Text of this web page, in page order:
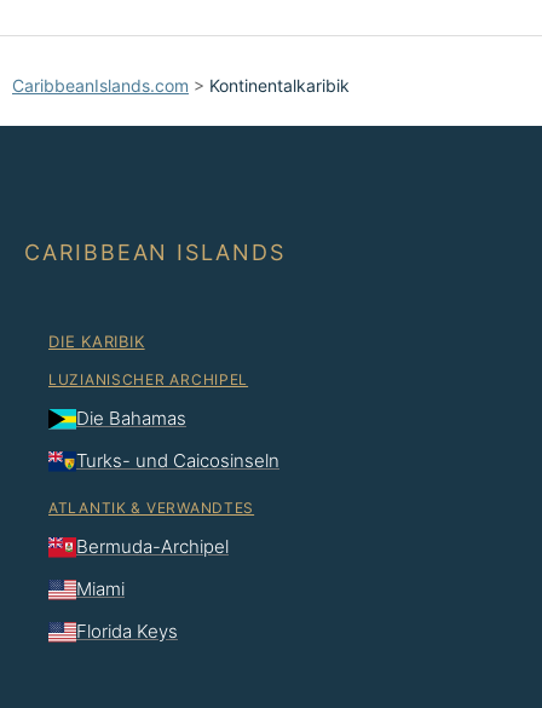
CaribbeanIslands.com > Kontinentalkaribik
CARIBBEAN ISLANDS
DIE KARIBIK
LUZIANISCHER ARCHIPEL
Die Bahamas
Turks- und Caicosinseln
ATLANTIK & VERWANDTES
Bermuda-Archipel
Miami
Florida Keys